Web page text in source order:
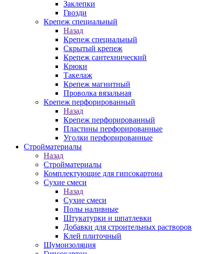
Заклепки
Гвозди
Крепеж специальный
Назад
Крепеж специальный
Скрытый крепеж
Крепеж сантехнический
Крюки
Такелаж
Крепеж магнитный
Проволка вязальная
Крепеж перфорированный
Назад
Крепеж перфорированный
Пластины перфорированные
Уголки перфорированные
Стройматериалы
Назад
Стройматериалы
Комплектующие для гипсокартона
Сухие смеси
Назад
Сухие смеси
Полы наливные
Штукатурки и шпатлевки
Добавки для строительных растворов
Клей плиточный
Шумоизоляция